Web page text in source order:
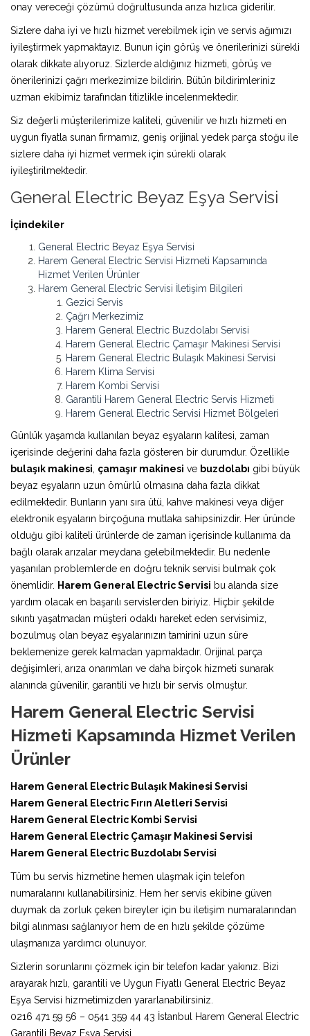
onay vereceği çözümü doğrultusunda arıza hızlıca giderilir.
Sizlere daha iyi ve hızlı hizmet verebilmek için ve servis ağımızı
iyileştirmek yapmaktayız. Bunun için görüş ve önerilerinizi sürekli
olarak dikkate alıyoruz. Sizlerde aldığınız hizmeti, görüş ve
önerilerinizi çağrı merkezimize bildirin. Bütün bildirimleriniz
uzman ekibimiz tarafından titizlikle incelenmektedir.
Siz değerli müşterilerimize kaliteli, güvenilir ve hızlı hizmeti en
uygun fiyatla sunan firmamız, geniş orijinal yedek parça stoğu ile
sizlere daha iyi hizmet vermek için sürekli olarak
iyileştirilmektedir.
General Electric Beyaz Eşya Servisi
İçindekiler
General Electric Beyaz Eşya Servisi
Harem General Electric Servisi Hizmeti Kapsamında
Hizmet Verilen Ürünler
Harem General Electric Servisi İletişim Bilgileri
Gezici Servis
Çağrı Merkezimiz
Harem General Electric Buzdolabı Servisi
Harem General Electric Çamaşır Makinesi Servisi
Harem General Electric Bulaşık Makinesi Servisi
Harem Klima Servisi
Harem Kombi Servisi
Garantili Harem General Electric Servis Hizmeti
Harem General Electric Servisi Hizmet Bölgeleri
Günlük yaşamda kullanılan beyaz eşyaların kalitesi, zaman
içerisinde değerini daha fazla gösteren bir durumdur. Özellikle
bulaşık makinesi çamaşır makinesi ve buzdolabı gibi büyük
beyaz eşyaların uzun ömürlü olmasına daha fazla dikkat
edilmektedir. Bunların yanı sıra ütü, kahve makinesi veya diğer
elektronik eşyaların birçoğuna mutlaka sahipsinizdir. Her üründe
olduğu gibi kaliteli ürünlerde de zaman içerisinde kullanıma da
bağlı olarak arızalar meydana gelebilmektedir. Bu nedenle
yaşanılan problemlerde en doğru teknik servisi bulmak çok
önemlidir. Harem General Electric Servisi bu alanda size
yardım olacak en başarılı servislerden biriyiz. Hiçbir şekilde
sıkıntı yaşatmadan müşteri odaklı hareket eden servisimiz,
bozulmuş olan beyaz eşyalarınızın tamirini uzun süre
beklemenize gerek kalmadan yapmaktadır. Orijinal parça
değişimleri, arıza onarımları ve daha birçok hizmeti sunarak
alanında güvenilir, garantili ve hızlı bir servis olmuştur.
Harem General Electric Servisi
Hizmeti Kapsamında Hizmet Verilen
Ürünler
Harem General Electric Bulaşık Makinesi Servisi
Harem General Electric Fırın Aletleri Servisi
Harem General Electric Kombi Servisi
Harem General Electric Çamaşır Makinesi Servisi
Harem General Electric Buzdolabı Servisi
Tüm bu servis hizmetine hemen ulaşmak için telefon
numaralarını kullanabilirsiniz. Hem her servis ekibine güven
duymak da zorluk çeken bireyler için bu iletişim numaralarından
bilgi alınması sağlanıyor hem de en hızlı şekilde çözüme
ulaşmanıza yardımcı olunuyor.
Sizlerin sorunlarını çözmek için bir telefon kadar yakınız. Bizi
arayarak hızlı, garantili ve Uygun Fiyatlı General Electric Beyaz
Eşya Servisi hizmetimizden yararlanabilirsiniz.
0216 471 59 56 – 0541 359 44 43 İstanbul Harem General Electric
Garantili Beyaz Eşya Servisi